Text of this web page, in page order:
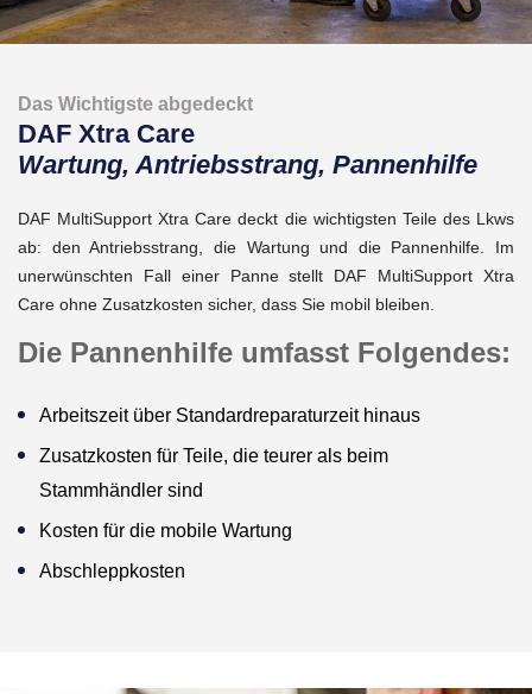
Das Wichtigste abgedeckt
DAF Xtra Care
Wartung, Antriebsstrang, Pannenhilfe
DAF MultiSupport Xtra Care deckt die wichtigsten Teile des Lkws
ab: den Antriebsstrang, die Wartung und die Pannenhilfe. Im
unerwünschten Fall einer Panne stellt DAF MultiSupport Xtra
Care ohne Zusatzkosten sicher, dass Sie mobil bleiben.
Die Pannenhilfe umfasst Folgendes:
Arbeitszeit über Standardreparaturzeit hinaus
Zusatzkosten für Teile, die teurer als beim
Stammhändler sind
Kosten für die mobile Wartung
Abschleppkosten